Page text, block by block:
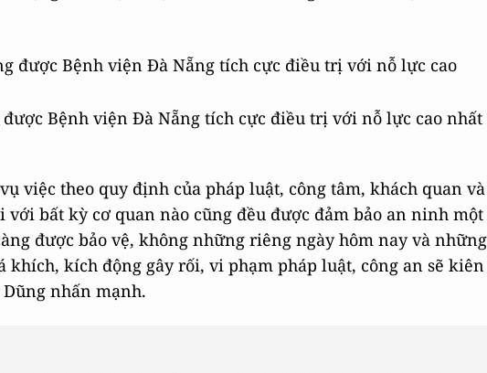
Bệnh viện Đà Nẵng tích cực điều trị với nỗ lực cao nhất
việc theo quy định của pháp luật, công tâm, khách quan và
bất kỳ cơ quan nào cũng đều được đảm bảo an ninh một
được bảo vệ, không những riêng ngày hôm nay và những
khích, kích động gây rối, vi phạm pháp luật, công an sẽ kiên
nhấn mạnh.